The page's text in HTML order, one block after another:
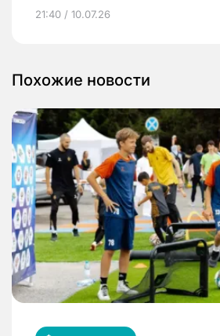
21:40 / 10.07.26
Похожие новости